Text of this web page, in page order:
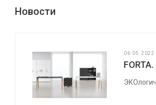
Новости
06.05.2022